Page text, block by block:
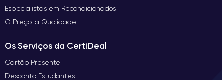
Especialistas em Recondicionados
O Preço, a Qualidade
Os Serviços da CertiDeal
Cartão Presente
Desconto Estudantes